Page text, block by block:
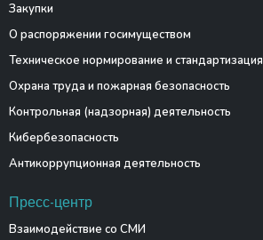
Закупки
О распоряжении госимуществом
Техническое нормирование и стандартизация
Охрана труда и пожарная безопасность
Контрольная (надзорная) деятельность
Кибербезопасность
Антикоррупционная деятельность
Пресс-центр
Взаимодействие со СМИ